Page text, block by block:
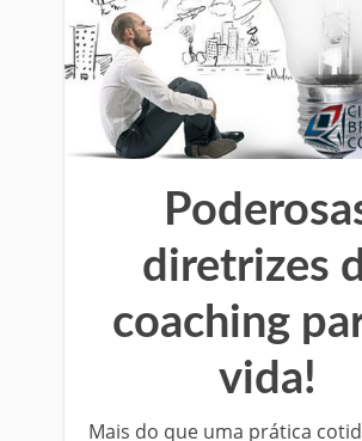
diretrizes
coaching
vida!
Mais do que uma prática